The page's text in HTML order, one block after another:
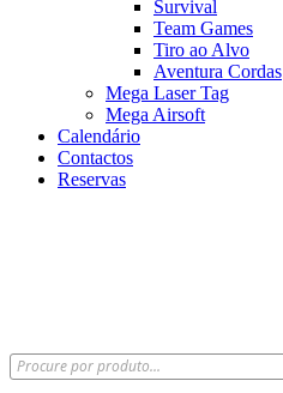
Survival
Team Games
Tiro ao Alvo
Aventura Cordas
Mega Laser Tag
Mega Airsoft
Calendário
Contactos
Reservas